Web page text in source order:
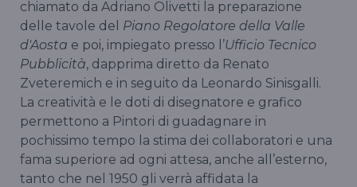
chiamato da Adriano Olivetti la preparazione
delle tavole del Piano Regolatore della Valle
d'Aosta e poi, impiegato presso l’Ufficio Tecnico
Pubblicità, dapprima diretto da Renato
Zveteremich e in seguito da Leonardo Sinisgalli.
La creatività e le doti di disegnatore e grafico
permettono a Pintori di guadagnare in
pochissimo tempo la stima dei collaboratori e una
fama superiore ad ogni attesa, anche all’esterno,
tanto che nel 1950 gli verrà affidata la